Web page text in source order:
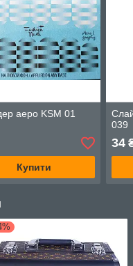
аеро KSM 01
Купити
039
34